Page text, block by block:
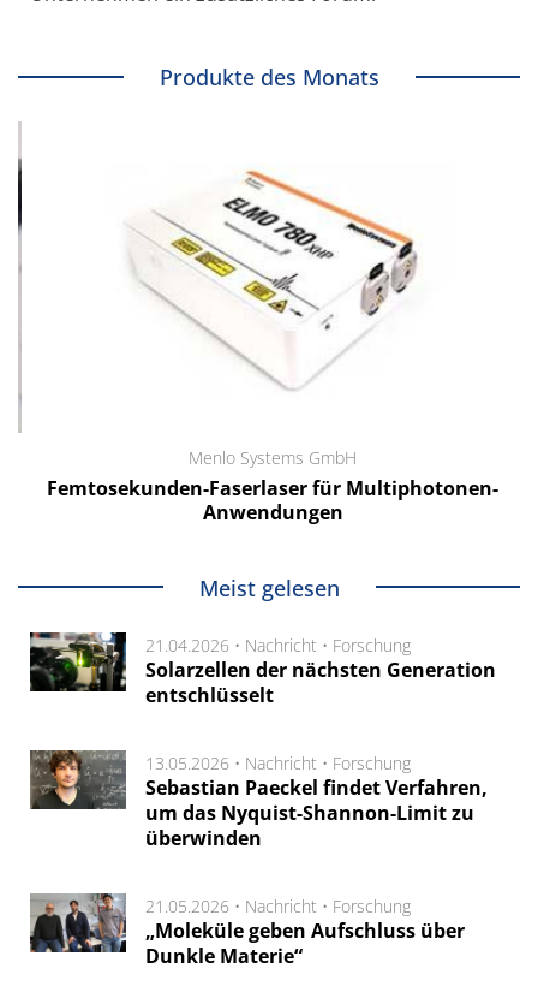
Produkte des Monats
Menlo Systems GmbH
Femtosekunden-Faserlaser für Multiphotonen-
Anwendungen
Meist gelesen
21.04.2026 • Nachricht • Forschung
Solarzellen der nächsten Generation
entschlüsselt
13.05.2026 • Nachricht • Forschung
Sebastian Paeckel findet Verfahren,
um das Nyquist-Shannon-Limit zu
überwinden
21.05.2026 • Nachricht • Forschung
„Moleküle geben Aufschluss über
Dunkle Materie“